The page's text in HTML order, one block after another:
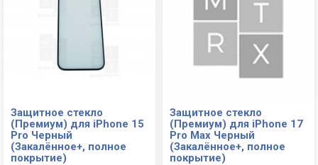
Защитное стекло
(Премиум) для iPhone 15
Pro Черный
(Закалённое+, полное
покрытие)
Защитное стекло
(Премиум) для iPhone 17
Pro Max Черный
(Закалённое+, полное
покрытие)